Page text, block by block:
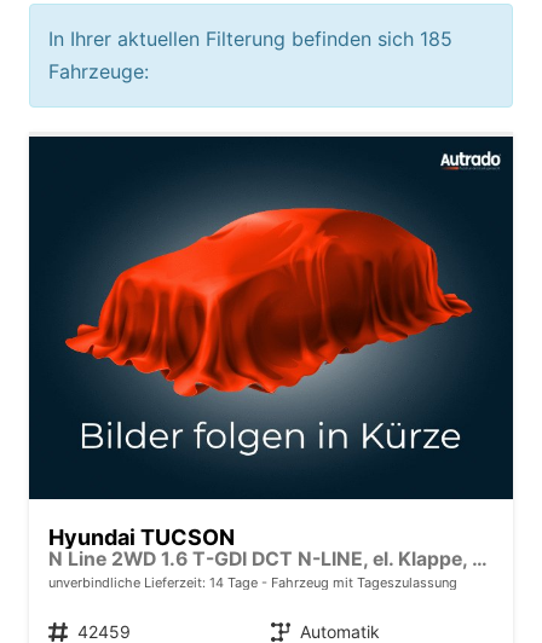
In Ihrer aktuellen Filterung befinden sich 185
Fahrzeuge:
Hyundai TUCSON
N Line 2WD 1.6 T-GDI DCT N-LINE, el. Klappe, Navi, Kamera, Side, Winter
unverbindliche Lieferzeit: 14 Tage Fahrzeug mit Tageszulassung
Fahrzeugnr. 42459 Getriebe Automatik